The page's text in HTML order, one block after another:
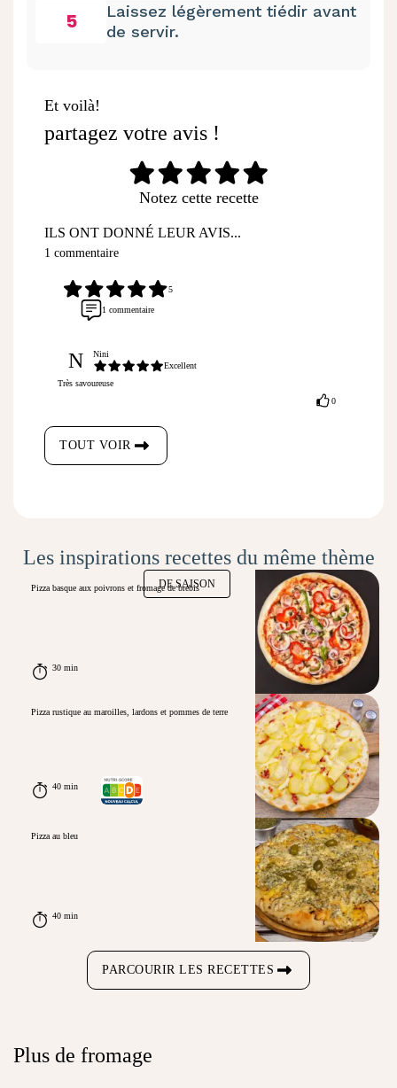
5
Laissez légèrement tiédir avant
de servir.
Et voilà!
partagez votre avis !
Notez cette recette
ILS ONT DONNÉ LEUR AVIS...
1 commentaire
5
1 commentaire
N
Nini
Excellent
Très savoureuse
0
TOUT VOIR
Les inspirations recettes du même thème
DE SAISON
Pizza basque aux poivrons et fromage de brebis
30 min
Pizza rustique au maroilles, lardons et pommes de terre
40 min
Pizza au bleu
40 min
PARCOURIR LES RECETTES
Plus de fromage